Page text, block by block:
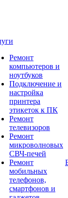
Ремонт
компьютеров и
ноутбуков
Подключение и
настройка
принтера
этикеток к ПК
Ремонт
телевизоров
Ремонт
микроволновых
СВЧ-печей
Ремонт
мобильных
телефонов,
смартфонов и